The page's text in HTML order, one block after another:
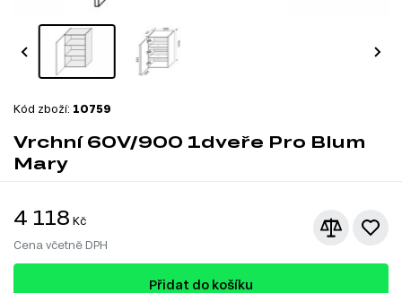
Kód zboží: 10759
Vrchní 60V/900 1dveře Pro Blum
Mary
4 118 Kč
Cena včetně DPH
Přidat do košíku